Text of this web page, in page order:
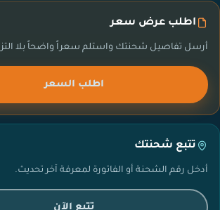
اطلب عرض سعر
أرسل تفاصيل شحنتك واستلم سعراً واضحاً بلا
اطلب السعر
تتبع شحنتك
أدخل رقم الشحنة أو الفاتورة لمعرفة آخر تحديث.
تتبع الآن